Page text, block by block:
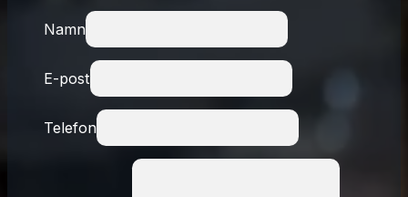
Namn
E-post
Telefon